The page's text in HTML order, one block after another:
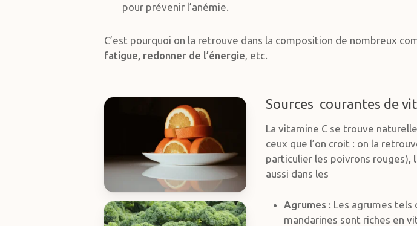
pour prévenir l’anémie.
C’est pourquoi on la retrouve dans la composition de nombreux
fatigue, redonner de l’énergie, etc.
Sources courantes de
La vitamine C se trouve
ceux que l’on croit : on la
particulier les poivrons rouges),
aussi dans les
Agrumes : Les agrumes tels
mandarines sont riches en